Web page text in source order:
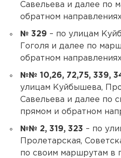
Савельева и далее по
обратном
№ 329 – по улицам
Гоголя и далее по
обратном
№№ 10,26, 72,75, 339,
улицам Куйбышева,
Савельева и далее по
прямом и обратном
№№ 2, 319, 323 – по
Пролетарская,
по своим маршрутам в